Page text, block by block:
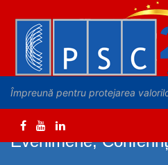
Împreună pentru protejarea
Evenimene,